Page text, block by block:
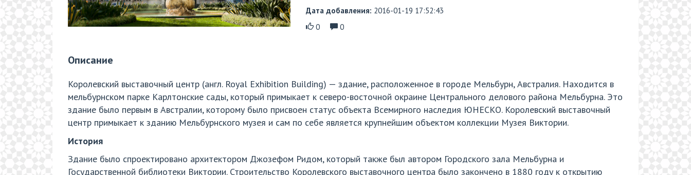
Дата добавления: 2016-01-19 17:52:43
0
0
Описание
Королевский выставочный центр (англ. Royal Exhibition Building) — здание, расположенное в городе Мельбурн, Австралия. Находится в
мельбурнском парке Карлтонские сады, который примыкает к северо-восточной окраине Центрального делового района Мельбурна. Это
здание было первым в Австралии, которому было присвоен статус объекта Всемирного наследия ЮНЕСКО. Королевский выставочный
центр примыкает к зданию Мельбурнского музея и сам по себе является крупнейшим объектом коллекции Музея Виктории.
История
Здание было спроектировано архитектором Джозефом Ридом, который также был автором Городского зала Мельбурна и
Государственной библиотеки Виктории. Строительство Королевского выставочного центра было закончено в 1880 году к открытию